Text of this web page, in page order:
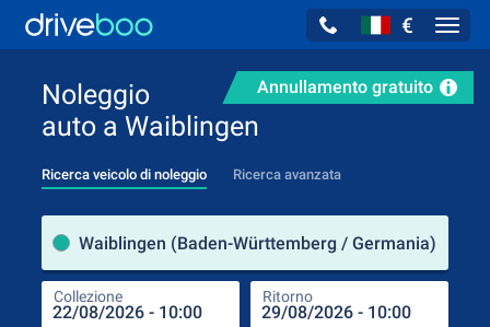
€
Annullamento gratuito
Noleggio
auto a Waiblingen
Ricerca veicolo di noleggio Ricerca avanzata
Waiblingen (Baden-Württemberg / Germania)
Collezione Ritorno